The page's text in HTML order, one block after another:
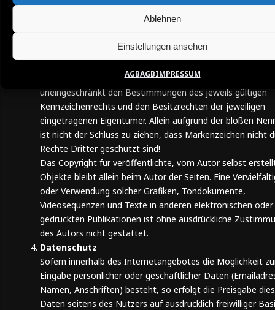
Ablehnen
Einstellungen ansehen
AGBAGBIMPRESSUM
Texte zu beachten, von ihm selbst erstellte Grafiken,
Tondokumente, Videosequenzen und Texte zu nutzen
Alle innerhalb des Internetangebotes genannten und ggf.
Dritte geschützten Marken- und Warenzeichen unterliegen
uneingeschränkt den Bestimmungen des jeweils gültigen
Kennzeichenrechts und den Besitzrechten der jeweiligen
eingetragenen Eigentümer. Allein aufgrund der bloßen
ist nicht der Schluss zu ziehen, dass Markenzeichen nicht
Rechte Dritter geschützt sind!
Das Copyright für veröffentlichte, vom Autor selbst
Objekte bleibt allein beim Autor der Seiten. Eine
oder Verwendung solcher Grafiken, Tondokumente,
Videosequenzen und Texte in anderen elektronischen oder
gedruckten Publikationen ist ohne ausdrückliche
des Autors nicht gestattet.
Datenschutz
Sofern innerhalb des Internetangebotes die Möglichkeit
Eingabe persönlicher oder geschäftlicher Daten
Namen, Anschriften) besteht, so erfolgt die Preisgabe
Daten seitens des Nutzers auf ausdrücklich freiwilliger